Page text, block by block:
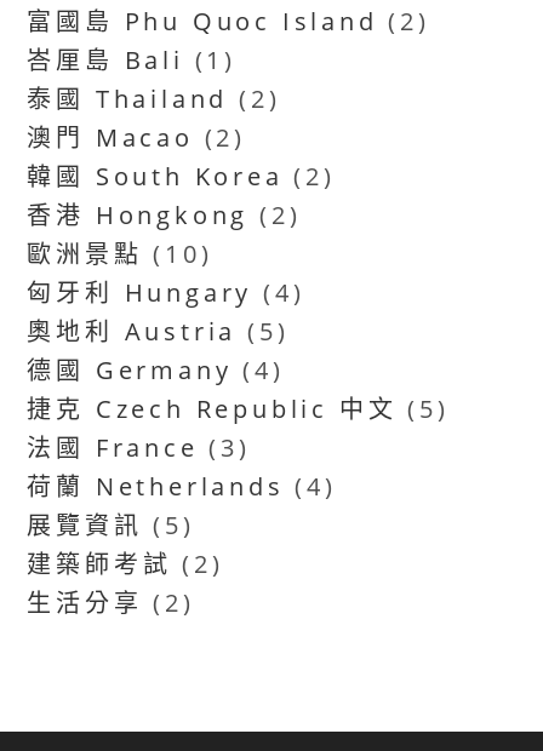
富國島 Phu Quoc Island (2)
峇厘島 Bali (1)
泰國 Thailand (2)
澳門 Macao (2)
韓國 South Korea (2)
香港 Hongkong (2)
歐洲景點 (10)
匈牙利 Hungary (4)
奧地利 Austria (5)
德國 Germany (4)
捷克 Czech Republic 中文 (5)
法國 France (3)
荷蘭 Netherlands (4)
展覽資訊 (5)
建築師考試 (2)
生活分享 (2)